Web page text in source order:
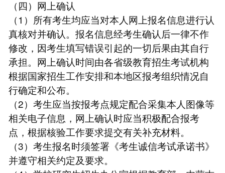
（四）网上确认
（1）所有考生均应当对本人网上报名信息进行认
真核对并确认。报名信息经考生确认后一律不作
修改，因考生填写错误引起的一切后果由其自行
承担。网上确认时间由各省级教育招生考试机构
根据国家招生工作安排和本地区报考组织情况自
行确定和公布。
（2）考生应当按报考点规定配合采集本人图像等
相关电子信息，网上确认时应当积极配合报考
点，根据核验工作要求提交有关补充材料。
（3）考生报名时须签署《考生诚信考试承诺书》
并遵守相关约定及要求。